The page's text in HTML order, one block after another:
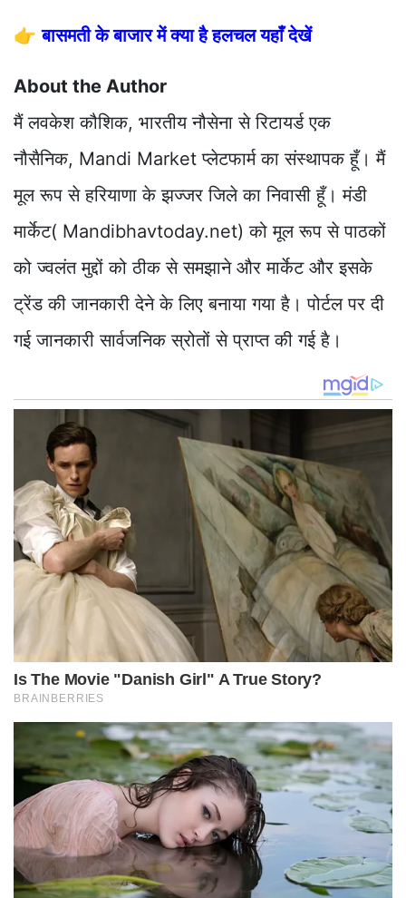
👉बासमती के बाजार में क्या है हलचल यहाँ देखें
About the Author
मैं लवकेश कौशिक, भारतीय नौसेना से रिटायर्ड एक
नौसैनिक, Mandi Market प्लेटफार्म का संस्थापक हूँ। मैं
मूल रूप से हरियाणा के झज्जर जिले का निवासी हूँ। मंडी
मार्केट( Mandibhavtoday.net) को मूल रूप से पाठकों
को ज्वलंत मुद्दों को ठीक से समझाने और मार्केट और इसके
ट्रेंड की जानकारी देने के लिए बनाया गया है। पोर्टल पर दी
गई जानकारी सार्वजनिक स्रोतों से प्राप्त की गई है।